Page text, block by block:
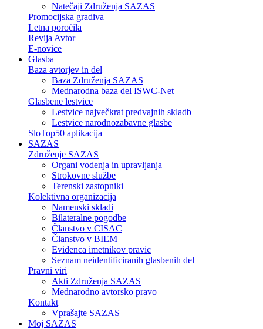
Natečaji Združenja SAZAS
Promocijska gradiva
Letna poročila
Revija Avtor
E-novice
Glasba
Baza avtorjev in del
Baza Združenja SAZAS
Mednarodna baza del ISWC-Net
Glasbene lestvice
Lestvice največkrat predvajnih skladb
Lestvice narodnozabavne glasbe
SloTop50 aplikacija
SAZAS
Združenje SAZAS
Organi vodenja in upravljanja
Strokovne službe
Terenski zastopniki
Kolektivna organizacija
Namenski skladi
Bilateralne pogodbe
Članstvo v CISAC
Članstvo v BIEM
Evidenca imetnikov pravic
Seznam neidentificiranih glasbenih del
Pravni viri
Akti Združenja SAZAS
Mednarodno avtorsko pravo
Kontakt
Vprašajte SAZAS
Moj SAZAS